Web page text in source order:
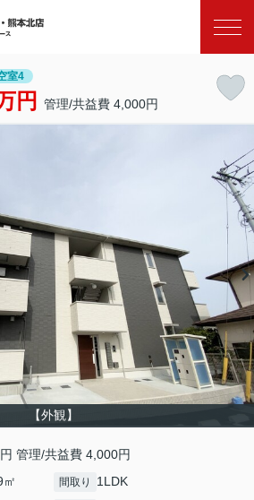
室4
円 管理/共益費 4,000円
【外観】
管理/共益費 4,000円
間取り 1LDK